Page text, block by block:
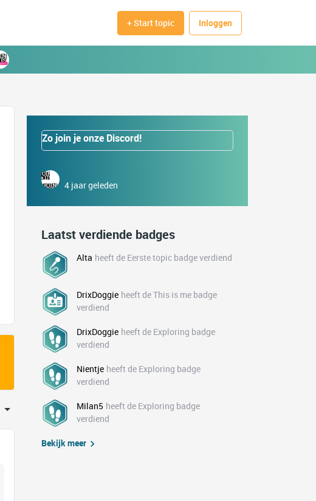
+ Start topic Inloggen
Zo join je onze Discord!
4 jaar geleden
Laatst verdiende badges
Alta heeft de Eerste topic badge verdiend
DrixDoggie heeft de This is me badge
verdiend
DrixDoggie heeft de Exploring badge
verdiend
Nientje heeft de Exploring badge
verdiend
Milan5 heeft de Exploring badge
verdiend
Bekijk meer